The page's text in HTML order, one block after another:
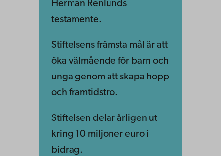
Herman Renlunds
testamente.
Stiftelsens främsta mål är att
öka välmående för barn och
unga genom att skapa hopp
och framtidstro.
Stiftelsen delar årligen ut
kring 10 miljoner euro i
bidrag.